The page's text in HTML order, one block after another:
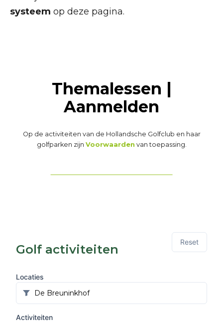
systeem op deze pagina.
Themalessen |
Aanmelden
Op de activiteiten van de Hollandsche Golfclub en haar
golfparken zijn Voorwaarden van toepassing.
Golf activiteiten
Reset
Locaties
Activiteiten